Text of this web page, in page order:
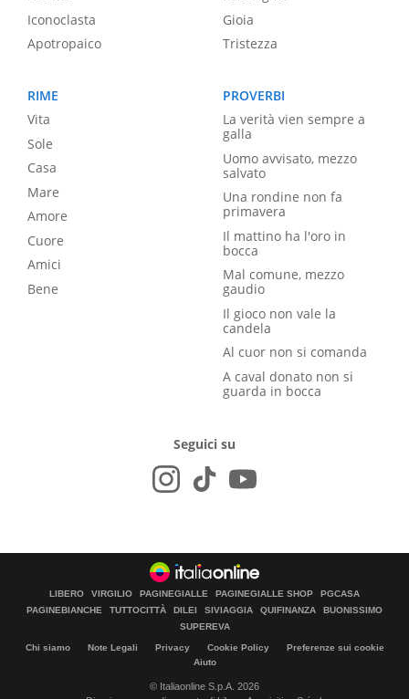
Iconoclasta
Apotropaico
Gioia
Tristezza
RIME
Vita
Sole
Casa
Mare
Amore
Cuore
Amici
Bene
PROVERBI
La verità vien sempre a
galla
Uomo avvisato, mezzo
salvato
Una rondine non fa
primavera
Il mattino ha l'oro in
bocca
Mal comune, mezzo
gaudio
Il gioco non vale la
candela
Al cuor non si comanda
A caval donato non si
guarda in bocca
Seguici su
LIBERO VIRGILIO PAGINEGIALLE PAGINEGIALLE SHOP
PGCASA
PAGINEBIANCHE
TUTTOCITTÀ DILEI SIVIAGGIA QUIFINANZA
BUONISSIMO
SUPEREVA
Chi siamo Note Legali Privacy Cookie Policy
Preferenze sui cookie
Aiuto
© Italiaonline S.p.A. 2026